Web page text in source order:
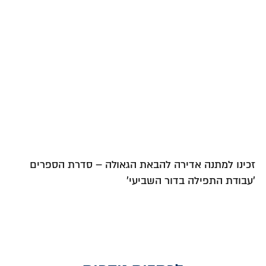
זכינו למתנה אדירה להבאת הגאולה – סדרת הספרים
'עבודת התפילה בדור השביעי'